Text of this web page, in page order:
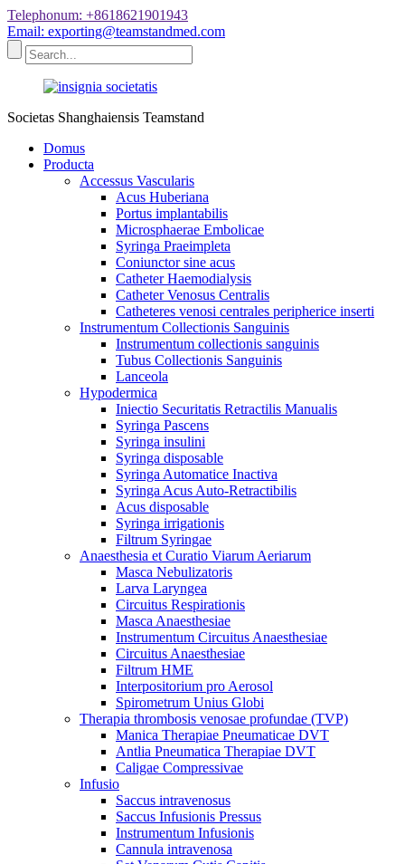
Telephonum: +8618621901943
Email: exporting@teamstandmed.com
Societas Shanghaiensis Teamstand
Domus
Producta
Accessus Vascularis
Acus Huberiana
Portus implantabilis
Microsphaerae Embolicae
Syringa Praeimpleta
Coniunctor sine acus
Catheter Haemodialysis
Catheter Venosus Centralis
Catheteres venosi centrales peripherice inserti
Instrumentum Collectionis Sanguinis
Instrumentum collectionis sanguinis
Tubus Collectionis Sanguinis
Lanceola
Hypodermica
Iniectio Securitatis Retractilis Manualis
Syringa Pascens
Syringa insulini
Syringa disposable
Syringa Automatice Inactiva
Syringa Acus Auto-Retractibilis
Acus disposable
Syringa irrigationis
Filtrum Syringae
Anaesthesia et Curatio Viarum Aeriarum
Masca Nebulizatoris
Larva Laryngea
Circuitus Respirationis
Masca Anaesthesiae
Instrumentum Circuitus Anaesthesiae
Circuitus Anaesthesiae
Filtrum HME
Interpositorium pro Aerosol
Spirometrum Unius Globi
Therapia thrombosis venosae profundae (TVP)
Manica Therapiae Pneumaticae DVT
Antlia Pneumatica Therapiae DVT
Caligae Compressivae
Infusio
Saccus intravenosus
Saccus Infusionis Pressus
Instrumentum Infusionis
Cannula intravenosa